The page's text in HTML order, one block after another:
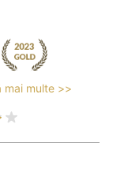
mai multe >>